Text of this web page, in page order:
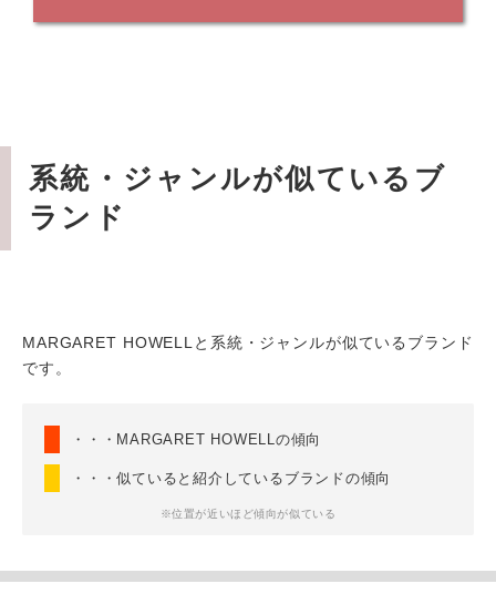
系統・ジャンルが似ているブ
ランド
MARGARET HOWELLと系統・ジャンルが似ているブランド
です。
・・・MARGARET HOWELLの傾向
・・・似ていると紹介しているブランドの傾向
※位置が近いほど傾向が似ている